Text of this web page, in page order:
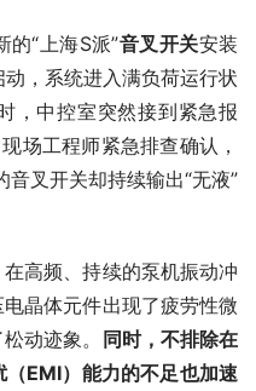
“上海S派”音叉开关安装
，系统进入满负荷运行状
，中控室突然接到紧急报
场工程师紧急排查确认，
音叉开关却持续输出“无液”
高频、持续的泵机振动冲
晶体元件出现了疲劳性微
动迹象。
同时，不排除在
EMI）能力的不足也加速